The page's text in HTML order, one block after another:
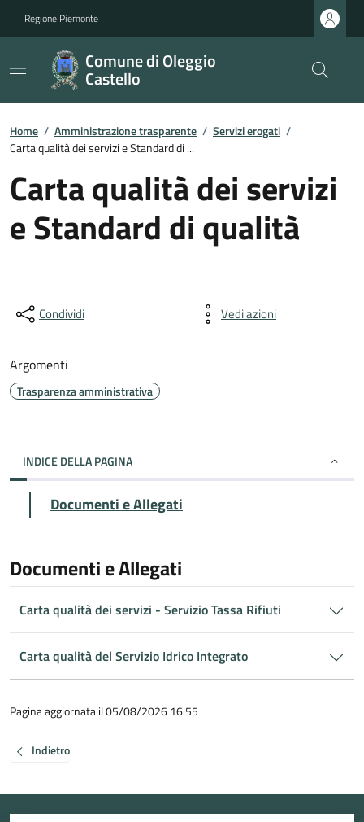
Regione Piemonte
Comune di Oleggio
Castello
Home / Amministrazione trasparente / Servizi erogati /
Carta qualità dei servizi e Standard di ...
Carta qualità dei servizi
e Standard di qualità
Condividi Vedi azioni
Argomenti
Trasparenza amministrativa
INDICE DELLA PAGINA
Documenti e Allegati
Documenti e Allegati
Carta qualità dei servizi - Servizio Tassa Rifiuti
Carta qualità del Servizio Idrico Integrato
Pagina aggiornata il 05/08/2026 16:55
Indietro